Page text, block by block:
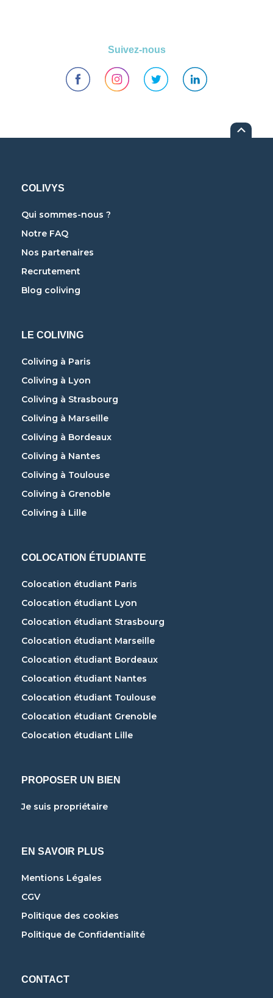
Suivez-nous
COLIVYS
Qui sommes-nous ?
Notre FAQ
Nos partenaires
Recrutement
Blog coliving
LE COLIVING
Coliving à Paris
Coliving à Lyon
Coliving à Strasbourg
Coliving à Marseille
Coliving à Bordeaux
Coliving à Nantes
Coliving à Toulouse
Coliving à Grenoble
Coliving à Lille
COLOCATION ÉTUDIANTE
Colocation étudiant Paris
Colocation étudiant Lyon
Colocation étudiant Strasbourg
Colocation étudiant Marseille
Colocation étudiant Bordeaux
Colocation étudiant Nantes
Colocation étudiant Toulouse
Colocation étudiant Grenoble
Colocation étudiant Lille
PROPOSER UN BIEN
Je suis propriétaire
EN SAVOIR PLUS
Mentions Légales
CGV
Politique des cookies
Politique de Confidentialité
CONTACT